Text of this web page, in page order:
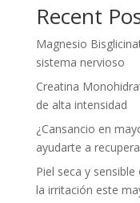
Recent
Magnesio
sistema nervioso
Creatina
de alta intensidad
¿Cansancio en
ayudarte a
Piel seca y
la irritación este